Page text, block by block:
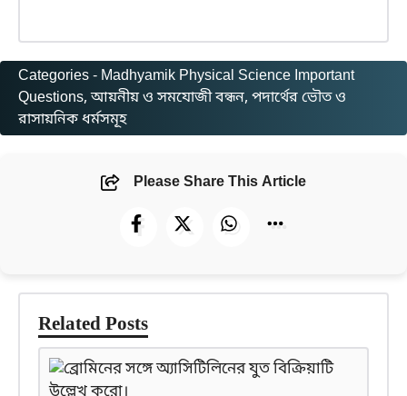
Categories - Madhyamik Physical Science Important
Questions, আয়নীয় ও সমযোজী বন্ধন, পদার্থের ভৌত ও
রাসায়নিক ধর্মসমূহ
Please Share This Article
Related Posts